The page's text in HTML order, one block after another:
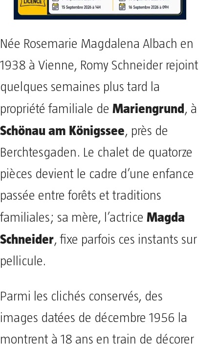
Née Rosemarie Magdalena Albach en
1938 à Vienne, Romy Schneider rejoint
quelques semaines plus tard la
propriété familiale de Mariengrund, à
Schönau am Königssee, près de
Berchtesgaden. Le chalet de quatorze
pièces devient le cadre d’une enfance
passée entre forêts et traditions
familiales; sa mère, l’actrice Magda
Schneider, fixe parfois ces instants sur
pellicule.
Parmi les clichés conservés, des
images datées de décembre 1956 la
montrent à 18 ans en train de décorer